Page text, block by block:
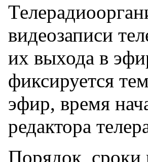
видеозаписи
их выхода в
фиксируется
эфир, время
редактора
Порядок, сроки